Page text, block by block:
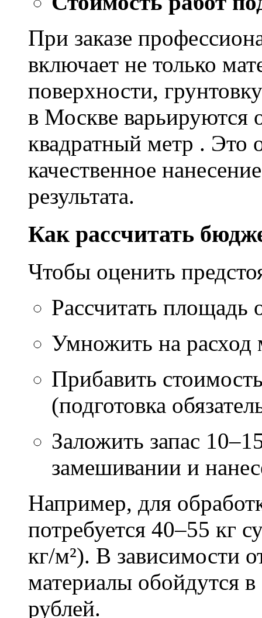
При заказе
включает не только
поверхности,
в Москве варьируются
квадратный метр . Это
качественное
результата.
Как рассчитать
Чтобы оценить
Рассчитать площадь
Умножить на расход
Прибавить
(подготовка
Заложить запас
замешивании и
Например, для
потребуется 40–55 кг
кг/м²). В зависимости
материалы обойдутся
рублей.